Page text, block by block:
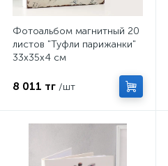
Фотоальбом магнитный 20
листов "Туфли парижанки"
33х35х4 см
8 011 тг /шт